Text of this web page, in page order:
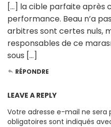
[…] la cible parfaite après
performance. Beau n’a
arbitres sont certes nuls,
responsables de ce
sous […]
RÉPONDRE
LEAVE A REPLY
Votre adresse e-mail ne sera
obligatoires sont indiqués